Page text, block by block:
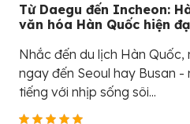
Từ Daegu đến Incheon:
văn hóa Hàn Quốc hiện
Nhắc đến du lịch Hàn Quốc,
ngay đến Seoul hay Busan -
tiếng với nhịp sống sôi...